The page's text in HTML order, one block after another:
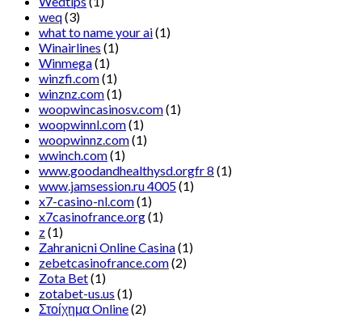
weq(3)
what to name your ai(1)
Winairlines (1)
Winmega(1)
winzfi.com(1)
winznz.com(1)
woopwincasinosv.com(1)
woopwinnl.com(1)
woopwinnz.com(1)
wwinch.com(1)
www.goodandhealthysd.orgfr 8 (1)
www.jamsession.ru 4005(1)
x7-casino-nl.com(1)
x7casinofrance.org(1)
z(1)
Zahranicni Online Casina(1)
zebetcasinofrance.com(2)
Zota Bet(1)
zotabet-us.us (1)
Στοίχημα Online(2)